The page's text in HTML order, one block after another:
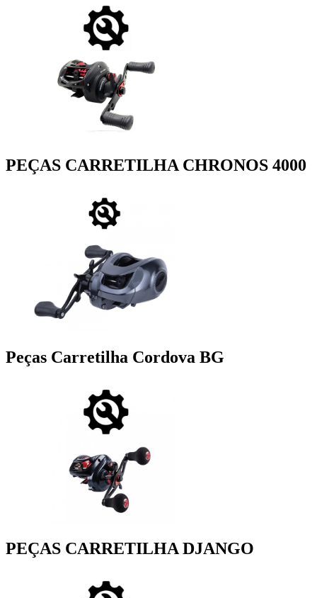
PEÇAS CARRETILHA CHRONOS 4000
Peças Carretilha Cordova BG
PEÇAS CARRETILHA DJANGO